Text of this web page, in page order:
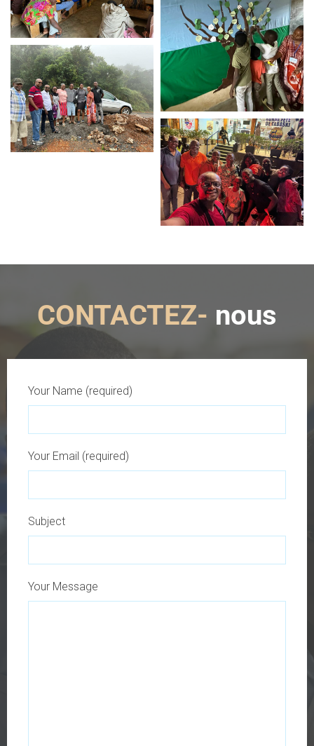
CONTACTEZ- nous
Your Name (required)
Your Email (required)
Subject
Your Message